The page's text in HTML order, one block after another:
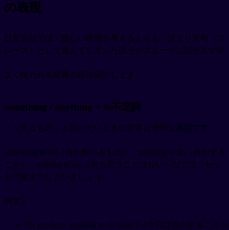
の表現
日常会話では、難しい理屈を考えるよりも、決まり文句（フ
レーズ）として覚えてしまったほうがスムーズに話せます💫
よく使われる定番の形を紹介します。
something / anything + to不定詞
「～するもの」と言いたいときに非常に便利な表現です。
something to eat（何か食べるもの）、anything to do（何かする
こと）、nothing to say（何も言うことはない）などは、セッ
トで覚えてしまいましょう。
例文：
Do you have anything to do today?（今日は何かすることが